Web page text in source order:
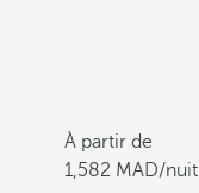
À partir de
1,582
/nuit